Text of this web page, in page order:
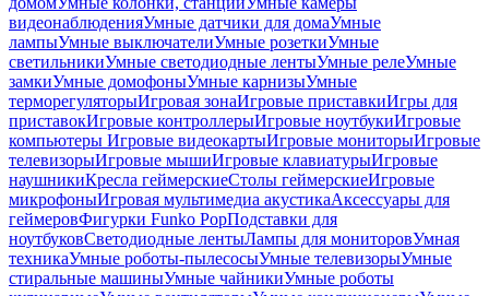
видеонаблюденияУмные датчики для домаУмные
лампыУмные выключателиУмные розеткиУмные
светильникиУмные светодиодные лентыУмные релеУмные
замкиУмные домофоныУмные карнизыУмные
терморегуляторыИгровая зонаИгровые приставкиИгры для
приставокИгровые контроллерыИгровые ноутбукиИгровые
компьютеры Игровые видеокартыИгровые мониторыИгровые
телевизорыИгровые мышиИгровые клавиатурыИгровые
наушникиКресла геймерскиеСтолы геймерскиеИгровые
микрофоныИгровая мультимедиа акустикаАксессуары для
геймеровФигурки Funko PopПодставки для
ноутбуковСветодиодные лентыЛампы для мониторовУмная
техникаУмные роботы-пылесосыУмные телевизорыУмные
стиральные машиныУмные чайникиУмные роботы